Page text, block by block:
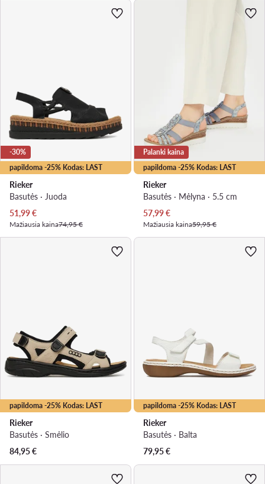
papildoma -25% Kodas: LAST
-30%
Rieker
Basutės · Juoda
Dabartinė kaina
51,99€
Mažiausia kaina74,95 €
papildoma -25% Kodas: LAST
Palanki kaina
Rieker
Basutės · Mėlyna · 5.5 cm
Dabartinė kaina
57,99€
Mažiausia kaina59,95 €
papildoma -25% Kodas: LAST
Rieker
Basutės · Smėlio
84,95€
papildoma -25% Kodas: LAST
Rieker
Basutės · Balta
79,95€